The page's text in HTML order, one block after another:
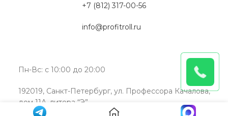
+7 (812) 317-00-56
info@profitroll.ru
Пн-Вс: с 10:00 до 20:00
192019, Санкт-Петербург, ул. Профессора Качалова,
дом 11А, литера “Э”